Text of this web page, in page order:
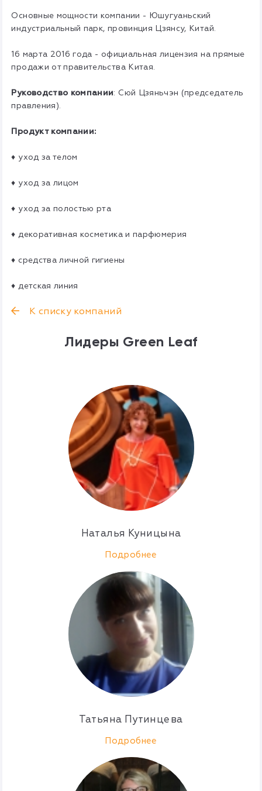
Основные мощности компании - Юшугуаньский
индустриальный парк, провинция Цзянсу, Китай.
16 марта 2016 года - официальная лицензия на прямые
продажи от правительства Китая.
Руководство компании: Сюй Цзяньчэн (председатель
правления).
Продукт компании:
♦ уход за телом
♦ уход за лицом
♦ уход за полостью рта
♦ декоративная косметика и парфюмерия
♦ средства личной гигиены
♦ детская линия
К списку компаний
Лидеры Green Leaf
Наталья Куницына
Подробнее
Татьяна Путинцева
Подробнее